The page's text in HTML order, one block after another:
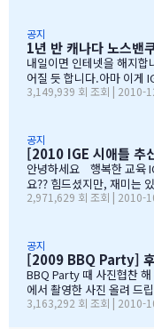
장님, 웨스트캐나다 보험
CHOOL 부서에 김미정선
무실에 김의정팀장님, 김
로 요번 행사를 진행해주
까지 준비해주신 본부장
들은 댓글로 남겨주시면
사합니다.…
공지
1년 반 캐나다 노스밴
내일이면 인테넷을 해지합
어질 듯 합니다.아마 이게
1년 반동안의 시간...저희
선택이였는데......추천
마인드가 확실하고 고객을
국 학생이 적은 웨스트 벤
eild.....최고의 선택이였
ell party입니다.지난 주에
에 떠나는 한국 아이 2명
학년 아이들끼리 노벤에
왔습니다.둘째는 친했던
아가면서 sleep over하느
3,149,939 회 조회 | 2010-
공지
[2010 IGE 시애틀 추
안녕하세요 행복한 교육
요?? 힘드셨지만, 재미는
가족분들이 참석하셨으며,
습니다. 감사합니다...꾸
국경에서 장작 3시간동
그래두 미국땅은 밟아보
보고~~~따뜻한 햇빛아래
아버님/어머님들의 여유
요~~~응원도 힘차게 하며
않아서 아쉬웠지만
2,971,629 회 조회 | 2010-
공지
[2009 BBQ Party] 후
BBQ Party 때 사진협찬
에서 촬영한 사진 올려 드
습 잘 찾아 보세요..혹시나
3,163,292 회 조회 | 2010-